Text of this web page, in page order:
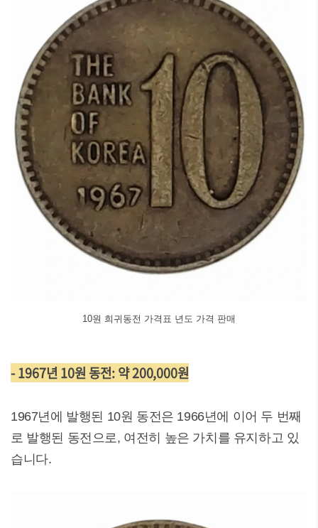
10원 희귀동전 가격표 년도 가격 판매
- 1967년 10원 동전: 약 200,000원
1967년에 발행된 10원 동전은 1966년에 이어 두 번째
로 발행된 동전으로, 여전히 높은 가치를 유지하고 있
습니다.